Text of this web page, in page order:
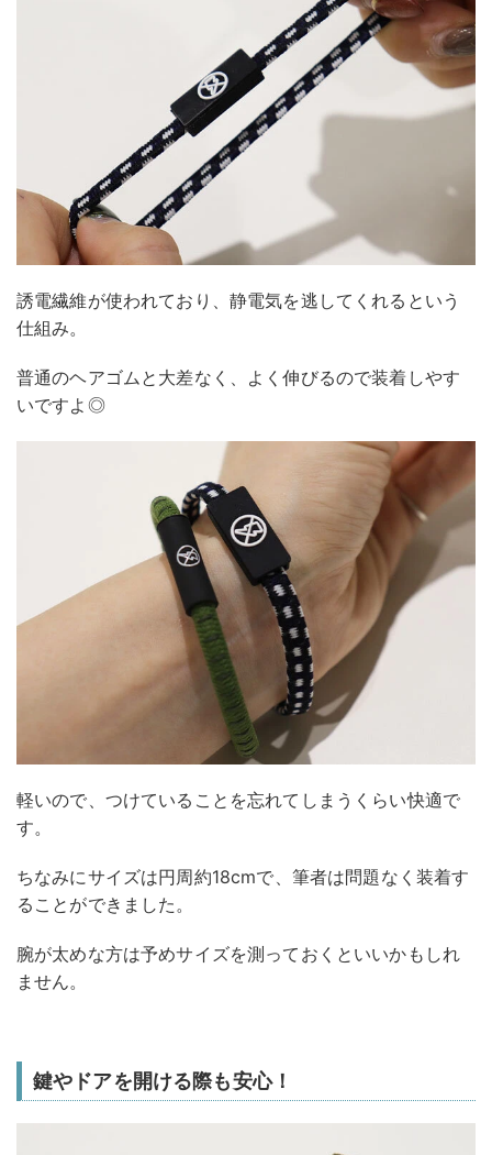
誘電繊維が使われており、静電気を逃してくれるという
仕組み。
普通のヘアゴムと大差なく、よく伸びるので装着しやす
いですよ◎
軽いので、つけていることを忘れてしまうくらい快適で
す。
ちなみにサイズは円周約18cmで、筆者は問題なく装着す
ることができました。
腕が太めな方は予めサイズを測っておくといいかもしれ
ません。
鍵やドアを開ける際も安心！